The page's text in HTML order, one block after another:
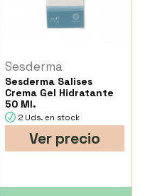
Sesderma
Sesderma Salises
Crema Gel Hidratante
50 Ml.
2 Uds. en stock
Ver precio